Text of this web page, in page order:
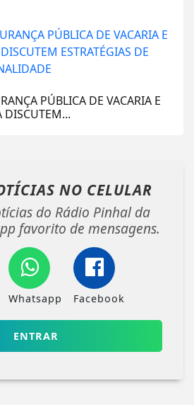
PÚBLICA DE VACARIA E
DISCUTEM...
NO CELULAR
do Rádio Pinhal da
favorito de mensagens.
Whatsapp Facebook
ENTRAR